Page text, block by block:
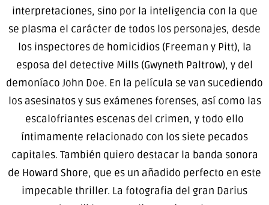
interpretaciones, sino por la inteligencia con la que
se plasma el carácter de todos los personajes, desde
los inspectores de homicidios (Freeman y Pitt), la
esposa del detective Mills (Gwyneth Paltrow), y del
demoníaco John Doe. En la película se van sucediendo
los asesinatos y sus exámenes forenses, así como las
escalofriantes escenas del crimen, y todo ello
íntimamente relacionado con los siete pecados
capitales. También quiero destacar la banda sonora
de Howard Shore, que es un añadido perfecto en este
impecable thriller. La fotografia del gran Darius